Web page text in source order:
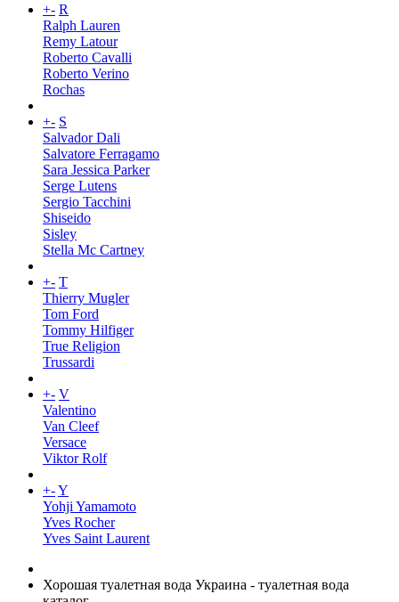
+- R
Ralph Lauren
Remy Latour
Roberto Cavalli
Roberto Verino
Rochas
+- S
Salvador Dali
Salvatore Ferragamo
Sara Jessica Parker
Serge Lutens
Sergio Tacchini
Shiseido
Sisley
Stella Mc Cartney
+- T
Thierry Mugler
Tom Ford
Tommy Hilfiger
True Religion
Trussardi
+- V
Valentino
Van Cleef
Versace
Viktor Rolf
+-Y
Yohji Yamamoto
Yves Rocher
Yves Saint Laurent
Хорошая туалетная вода Украина - туалетная вода